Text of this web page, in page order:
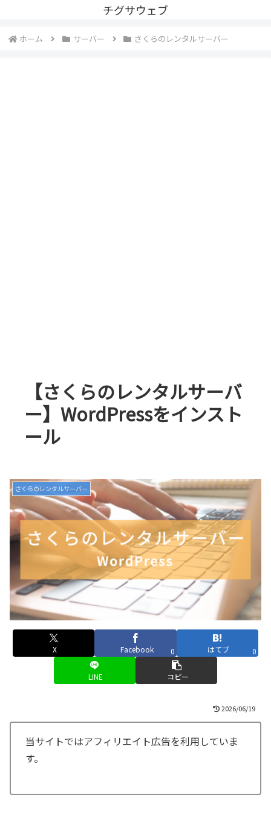
チグサウェブ
ホーム サーバー さくらのレンタルサーバー
【さくらのレンタルサーバ
ー】WordPressをインスト
ール
さくらのレンタルサーバー
X Facebook 0 はてブ 0
LINE コピー
2026/06/19
当サイトではアフィリエイト広告を利用していま
す。